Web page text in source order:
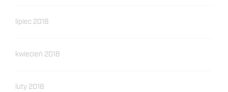
lipiec 2018
kwiecień 2018
luty 2018